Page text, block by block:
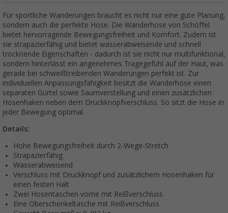
Für sportliche Wanderungen braucht es nicht nur eine gute Planung,
sondern auch die perfekte Hose. Die Wanderhose von Schöffel
bietet hervorragende Bewegungsfreiheit und Komfort. Zudem ist
sie strapazierfähig und bietet wasserabweisende und schnell
trocknende Eigenschaften - dadurch ist sie nicht nur multifunktional,
sondern hinterlässt ein angenehmes Tragegefühl auf der Haut, was
gerade bei schweißtreibenden Wanderungen perfekt ist. Zur
individuellen Anpassungsfähigkeit besitzt die Wanderhose einen
separaten Gürtel sowie Saumverstellung und einen zusätzlichen
Hosenhaken neben dem Druckknopfverschluss. So sitzt die Hose in
jeder Bewegung optimal.
Details:
Hohe Bewegungsfreiheit durch 2-Wege-Stretch
Strapazierfähig
Wasserabweisend
Verschluss mit Druckknopf und zusätzlichem Hosenhaken für
einen festen Halt
Zwei Hosentaschen vorne mit Reißverschluss
Eine Oberschenkeltasche mit Reißverschluss